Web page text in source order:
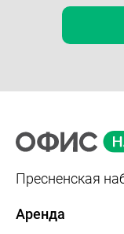
Пресненская
Аренда